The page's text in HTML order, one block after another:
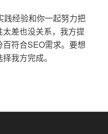
践经验和你一起努力把
差也没关系，我方提
符合SEO需求。要想
我方完成。